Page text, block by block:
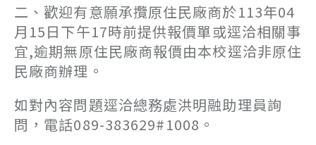
二、歡迎有意願承攬原住民廠商於113年04
月15日下午17時前提供報價單或逕洽相關事
宜,逾期無原住民廠商報價由本校逕洽非原住
民廠商辦理。
如對內容問題逕洽總務處洪明融助理員詢
問，電話089-383629#1008。